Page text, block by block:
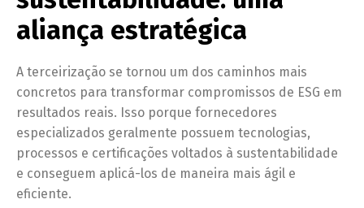
aliança estratégica
A terceirização se tornou um dos caminhos mais
concretos para transformar compromissos de ESG em
resultados reais. Isso porque fornecedores
especializados geralmente possuem tecnologias,
processos e certificações voltados à sustentabilidade
e conseguem aplicá-los de maneira mais ágil e
eficiente.